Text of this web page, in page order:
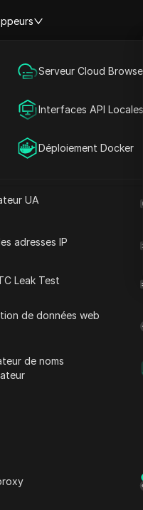
UA
adresses IP
Leak Test
de données web
de noms
Serveur Cloud Browser
Interfaces API Locales
Déploiement Docker
Corée
villes de